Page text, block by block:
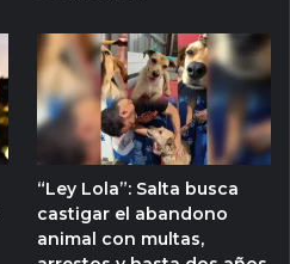
“Ley Lola”: Salta busca
castigar el abandono
animal con multas,